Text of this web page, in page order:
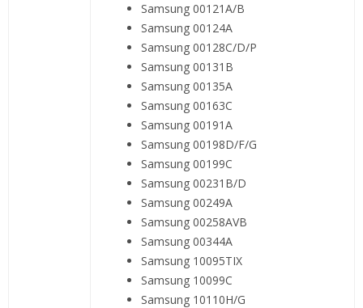
Samsung 00121A/B
Samsung 00124A
Samsung 00128C/D/P
Samsung 00131B
Samsung 00135A
Samsung 00163C
Samsung 00191A
Samsung 00198D/F/G
Samsung 00199C
Samsung 00231B/D
Samsung 00249A
Samsung 00258AVB
Samsung 00344A
Samsung 10095TIX
Samsung 10099C
Samsung 10110H/G